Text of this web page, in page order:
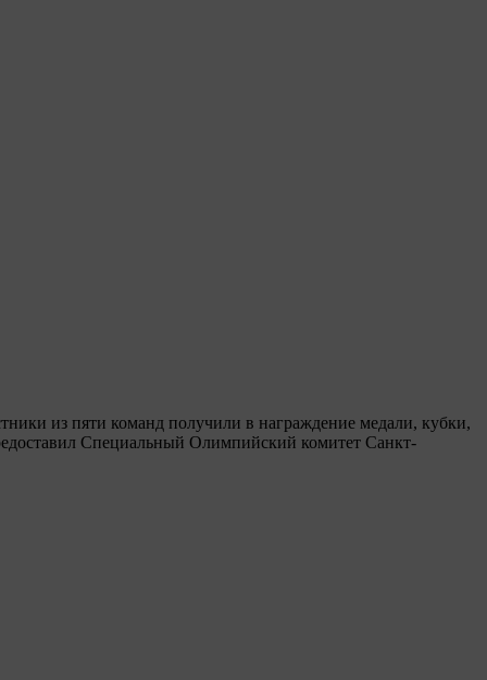
из пяти команд получили в награждение медали, кубки,
Специальный Олимпийский комитет Санкт-